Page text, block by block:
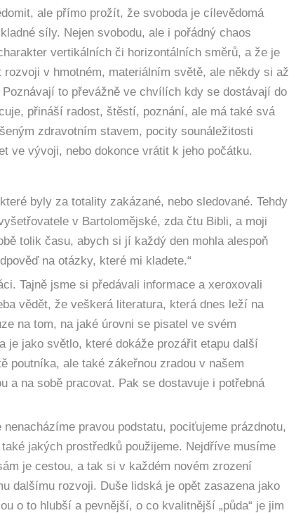
ale přímo prožít, že svoboda je cílevědomá
síly. Nejen svobodu, ale i pořádný chaos
vertikálních či horizontálních směrů, a že je
v hmotném, materiálním světě, ale někdy si až
to převážně ve chvílích kdy se dostávají do
přináší radost, štěstí, poznání, ale má také svá
zdravotním stavem, pocity sounáležitosti
ve vývoji, nebo dokonce vrátit k jeho počátku.
byly za totality zakázané, nebo sledované. Tehdy
v Bartolomějské, zda čtu Bibli, a moji
tolik času, abych si jí každý den mohla alespoň
na otázky, které mi kladete.“
Tajně jsme si předávali informace a xeroxovali
vědět, že veškerá literatura, která dnes leží na
na tom, na jaké úrovni se pisatel ve svém
je jako světlo, které dokáže prozářit etapu další
poutníka, ale také zákeřnou zradou v našem
a na sobě pracovat. Pak se dostavuje i potřebná
pravou podstatu, pociťujeme prázdnotu,
jakých prostředků použijeme. Nejdříve musíme
je cestou, a tak si v každém novém zrození
dalšímu rozvoji. Duše lidská je opět zasazena jako
o to hlubší a pevnější, o co kvalitnější „půda“ je jim